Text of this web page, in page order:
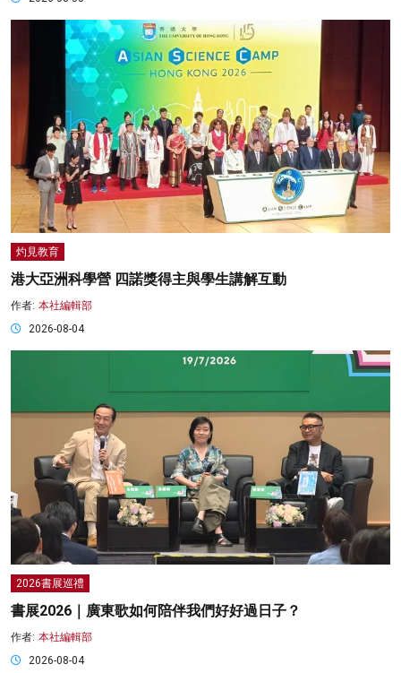
灼見教育
港大亞洲科學營 四諾獎得主與學生講解互動
作者: 本社編輯部
2026-08-04
2026書展巡禮
書展2026｜廣東歌如何陪伴我們好好過日子？
作者: 本社編輯部
2026-08-04